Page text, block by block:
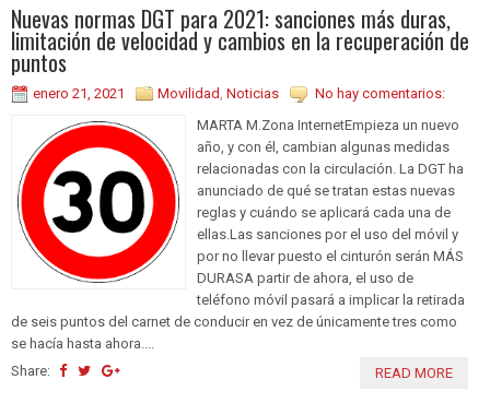
Nuevas normas DGT para 2021: sanciones más duras,
limitación de velocidad y cambios en la recuperación de
puntos
enero 21, 2021 Movilidad Noticias
No hay comentarios:
MARTA M.Zona InternetEmpieza un nuevo
año, y con él, cambian algunas medidas
relacionadas con la circulación. La DGT ha
anunciado de qué se tratan estas nuevas
reglas y cuándo se aplicará cada una de
ellas.Las sanciones por el uso del móvil y
por no llevar puesto el cinturón serán MÁS
DURASA partir de ahora, el uso de
teléfono móvil pasará a implicar la retirada
de seis puntos del carnet de conducir en vez de únicamente tres como
se hacía hasta ahora....
Share:
READ MORE